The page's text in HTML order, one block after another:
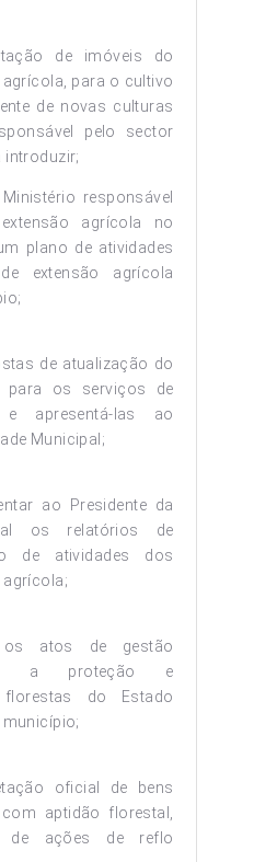
de imóveis do
para o cultivo
de novas culturas
pelo sector
introduzir;
responsável
agrícola no
plano de atividades
extensão agrícola
de atualização do
para os serviços de
e apresentá-las ao
Municipal;
ao Presidente da
os relatórios de
de atividades dos
agrícola;
atos de gestão
a proteção e
do Estado
município;
oficial de bens
aptidão florestal,
de ações de reflo